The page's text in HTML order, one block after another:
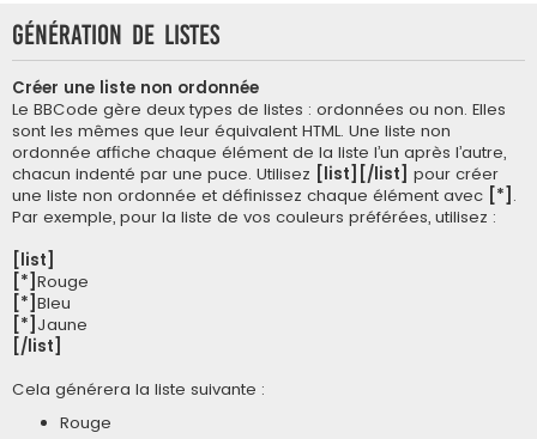
Génération de listes
Créer une liste non ordonnée
Le BBCode gère deux types de listes : ordonnées ou non. Elles
sont les mêmes que leur équivalent HTML. Une liste non
ordonnée affiche chaque élément de la liste l’un après l’autre,
chacun indenté par une puce. Utilisez [list][/list] pour créer
une liste non ordonnée et définissez chaque élément avec [*] .
Par exemple, pour la liste de vos couleurs préférées, utilisez :
[list]
[*] Rouge
[*] Bleu
[*] Jaune
[/list]
Cela générera la liste suivante :
Rouge